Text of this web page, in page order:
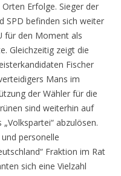
Erfolge. Sieger der
SPD befinden sich weiter
für den Moment als
Gleichzeitig zeigt die
Fischer
Mans im
der Wähler für die
sind weiterhin auf
abzulösen.
personelle
Fraktion im Rat
sich eine Vielzahl